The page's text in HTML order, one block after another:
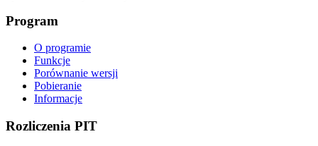
Program
O programie
Funkcje
Porównanie wersji
Pobieranie
Informacje
Rozliczenia PIT